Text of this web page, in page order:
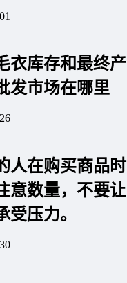
衣库存和最终产
发市场在哪里
人在购买商品时
意数量，不要让
受压力。